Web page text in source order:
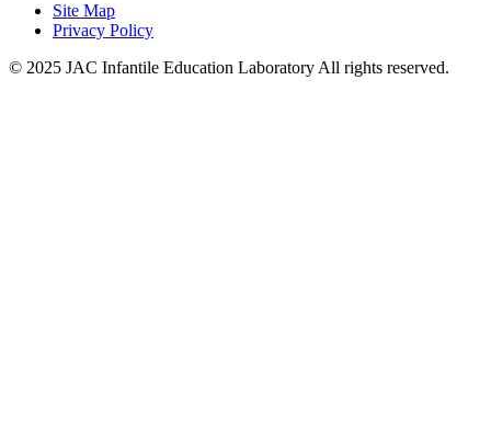
Site Map
Privacy Policy
© 2025 JAC Infantile Education Laboratory All rights reserved.